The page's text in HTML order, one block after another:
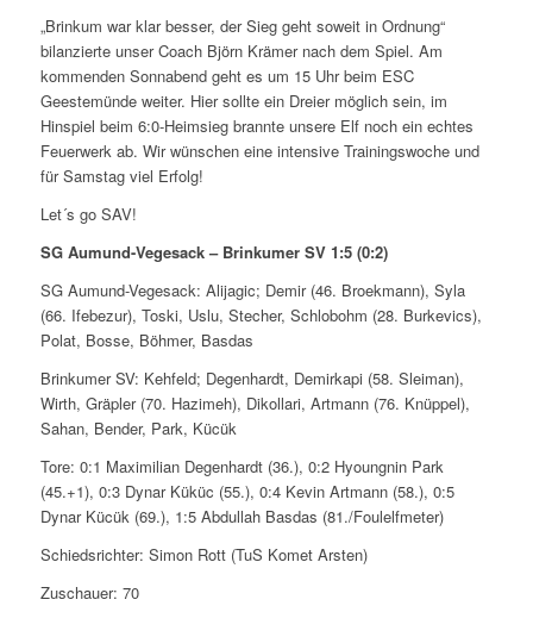
„Brinkum war klar besser, der Sieg geht soweit in Ordnung“
bilanzierte unser Coach Björn Krämer nach dem Spiel. Am
kommenden Sonnabend geht es um 15 Uhr beim ESC
Geestemünde weiter. Hier sollte ein Dreier möglich sein, im
Hinspiel beim 6:0-Heimsieg brannte unsere Elf noch ein echtes
Feuerwerk ab. Wir wünschen eine intensive Trainingswoche und
für Samstag viel Erfolg!
Let´s go SAV!
SG Aumund-Vegesack – Brinkumer SV 1:5 (0:2)
SG Aumund-Vegesack: Alijagic; Demir (46. Broekmann), Syla
(66. Ifebezur), Toski, Uslu, Stecher, Schlobohm (28. Burkevics),
Polat, Bosse, Böhmer, Basdas
Brinkumer SV: Kehfeld; Degenhardt, Demirkapi (58. Sleiman),
Wirth, Gräpler (70. Hazimeh), Dikollari, Artmann (76. Knüppel),
Sahan, Bender, Park, Kücük
Tore: 0:1 Maximilian Degenhardt (36.), 0:2 Hyoungnin Park
(45.+1), 0:3 Dynar Küküc (55.), 0:4 Kevin Artmann (58.), 0:5
Dynar Kücük (69.), 1:5 Abdullah Basdas (81./Foulelfmeter)
Schiedsrichter: Simon Rott (TuS Komet Arsten)
Zuschauer: 70